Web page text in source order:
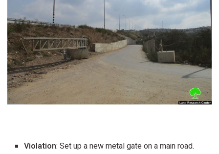
Violation: Set up a new metal gate on a main road.